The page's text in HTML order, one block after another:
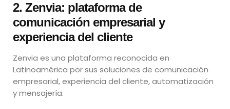
2. Zenvia: plataforma de
comunicación empresarial y
experiencia del cliente
Zenvia es una plataforma reconocida en
Latinoamérica por sus soluciones de comunicación
empresarial, experiencia del cliente, automatización
y mensajería.